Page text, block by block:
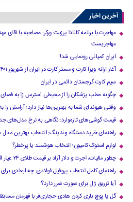
آخرین اخبار
مهاجرت با برنامه کانادا پرزنت ورکر: مصاحبه با آقای
مهاجریست
ایران کمپانی رونمایی شد!
آغاز ارائه ویزا کارت و مستر کارت در ایران از شهریور ۱۴۰۱
سیم کارت گرجستان دائمی در ایران
چگونه مطب پزشکان را از محیطی استرس زا به
وقتی هیوندای شما به بهترین‌ها نیاز دارد؛ آرامش را
قیمت گوشی‌های تازه‌وارد؛ نگاهی به نرخ مدل‌های
راهنمای خرید دستگاه وندینگ: انتخاب بهترین مدل
لوازم استوک کامیون؛ انتخاب هوشمند یا پرخطر؟
چطور مالیات، اجرت و دلار آزاد بر قیمت طلای ۲۴ عیار اثر می‌گذارد؟
راهنمای کامل انتخاب پروفیل فولادی: چه ابعادی
آیا تزریق ژل برای صورت ضرر دارد​؟
گل یا پوچ بازی کردن هادی حجازی‌فر با قهرمان